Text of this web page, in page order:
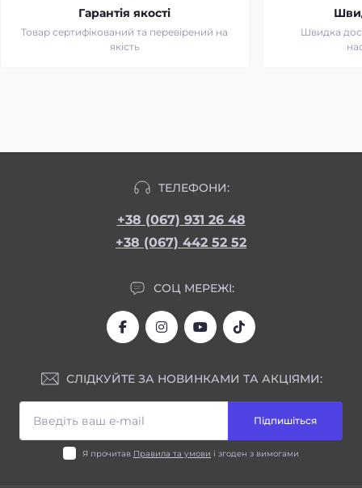
Гарантія якості
Товар сертифікований та перевірений на
якість
Швидка
ТЕЛЕФОНИ:
+38 (067) 931 26 48
+38 (067) 442 52 52
СОЦ МЕРЕЖІ:
СЛІДКУЙТЕ ЗА НОВИНКАМИ ТА АКЦІЯМИ:
Підпишіться
Я прочитав Правила та умови і згоден з вимогами